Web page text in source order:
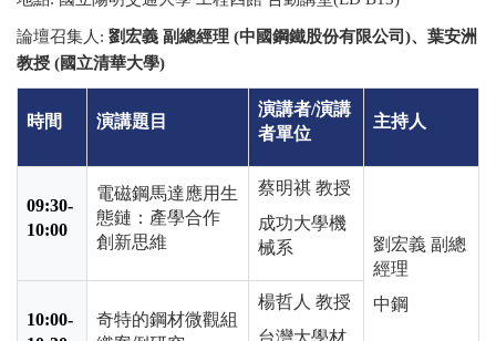
論壇召集人 : 劉宏義 副總經理 (中國鋼鐵股份有限公司)、葉安洲
教授 (國立清華大學)
時間 演講題目
演講者/演講
者單位
主持人
09:30-
10:00
電磁鋼馬達應用生
態鏈：產學合作
創新思維
蔡明祺 教授
成功大學機
械系
劉宏義 副總
經理
中鋼
10:00-
奇特的鋼材微觀組
楊哲人 教授
台灣大學材